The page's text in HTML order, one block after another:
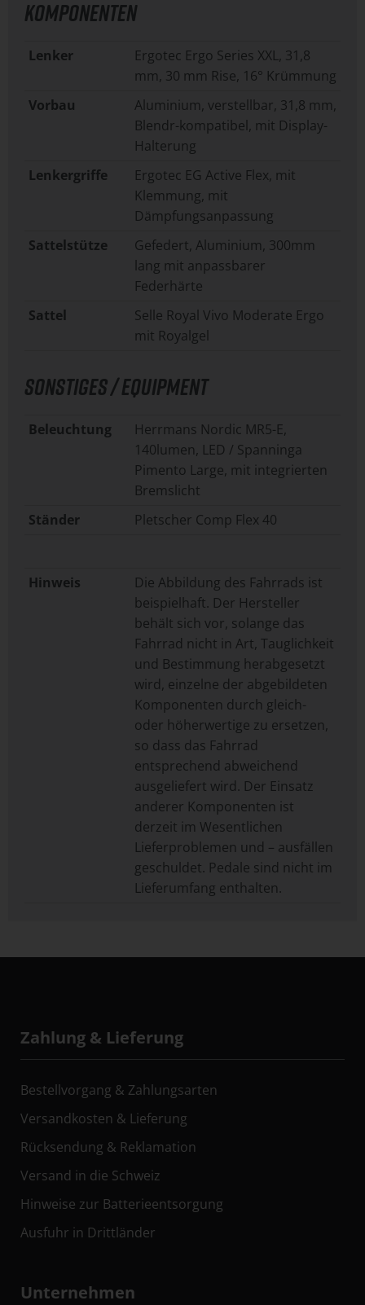
KOMPONENTEN
Lenker
Ergotec Ergo Series XXL, 31,8
mm, 30 mm Rise, 16° Krümmung
Vorbau
Aluminium, verstellbar, 31,8 mm,
Blendr-kompatibel, mit Display-
Halterung
Lenkergriffe
Ergotec EG Active Flex, mit
Klemmung, mit
Dämpfungsanpassung
Sattelstütze
Gefedert, Aluminium, 300mm
lang mit anpassbarer
Federhärte
Sattel
Selle Royal Vivo Moderate Ergo
mit Royalgel
SONSTIGES / EQUIPMENT
Beleuchtung
Herrmans Nordic MR5-E,
140lumen, LED / Spanninga
Pimento Large, mit integrierten
Bremslicht
Ständer
Pletscher Comp Flex 40
Hinweis
Die Abbildung des Fahrrads ist
beispielhaft. Der Hersteller
behält sich vor, solange das
Fahrrad nicht in Art, Tauglichkeit
und Bestimmung herabgesetzt
wird, einzelne der abgebildeten
Komponenten durch gleich-
oder höherwertige zu ersetzen,
so dass das Fahrrad
entsprechend abweichend
ausgeliefert wird. Der Einsatz
anderer Komponenten ist
derzeit im Wesentlichen
Lieferproblemen und – ausfällen
geschuldet. Pedale sind nicht im
Lieferumfang enthalten.
Zahlung & Lieferung
Bestellvorgang & Zahlungsarten
Versandkosten & Lieferung
Rücksendung & Reklamation
Versand in die Schweiz
Hinweise zur Batterieentsorgung
Ausfuhr in Drittländer
Unternehmen